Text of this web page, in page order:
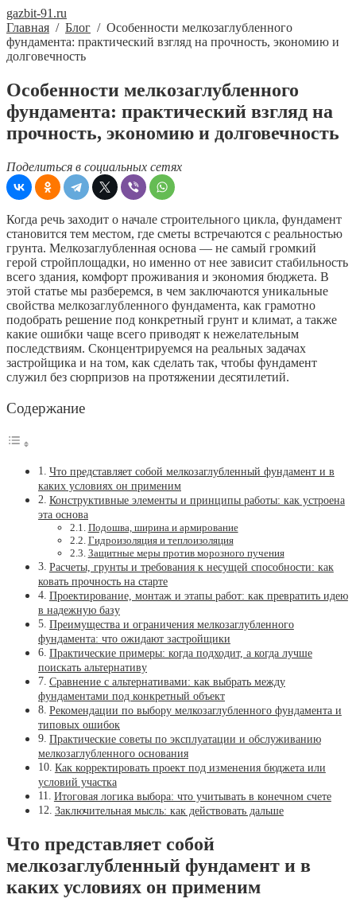
gazbit-91.ru
Главная / Блог / Особенности мелкозаглубленного
фундамента: практический взгляд на прочность, экономию и
долговечность
Особенности мелкозаглубленного
фундамента: практический взгляд на
прочность, экономию и долговечность
Поделиться в социальных сетях
Когда речь заходит о начале строительного цикла, фундамент
становится тем местом, где сметы встречаются с реальностью
грунта. Мелкозаглубленная основа — не самый громкий
герой стройплощадки, но именно от нее зависит стабильность
всего здания, комфорт проживания и экономия бюджета. В
этой статье мы разберемся, в чем заключаются уникальные
свойства мелкозаглубленного фундамента, как грамотно
подобрать решение под конкретный грунт и климат, а также
какие ошибки чаще всего приводят к нежелательным
последствиям. Сконцентрируемся на реальных задачах
застройщика и на том, как сделать так, чтобы фундамент
служил без сюрпризов на протяжении десятилетий.
Содержание
Что представляет собой мелкозаглубленный фундамент и в
каких условиях он применим
Конструктивные элементы и принципы работы: как устроена
эта основа
Подошва, ширина и армирование
Гидроизоляция и теплоизоляция
Защитные меры против морозного пучения
Расчеты, грунты и требования к несущей способности: как
ковать прочность на старте
Проектирование, монтаж и этапы работ: как превратить идею
в надежную базу
Преимущества и ограничения мелкозаглубленного
фундамента: что ожидают застройщики
Практические примеры: когда подходит, а когда лучше
поискать альтернативу
Сравнение с альтернативами: как выбрать между
фундаментами под конкретный объект
Рекомендации по выбору мелкозаглубленного фундамента и
типовых ошибок
Практические советы по эксплуатации и обслуживанию
мелкозаглубленного основания
Как корректировать проект под изменения бюджета или
условий участка
Итоговая логика выбора: что учитывать в конечном счете
Заключительная мысль: как действовать дальше
Что представляет собой
мелкозаглубленный фундамент и в
каких условиях он применим